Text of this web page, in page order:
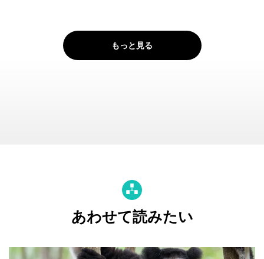
もっと見る
あわせて読みたい